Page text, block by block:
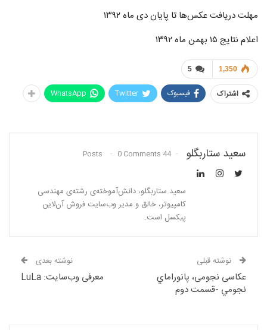
مهلت دریافت عکس‌ها تا پایان دی ماه ۱۳۹۲
اعلام نتایج ۱۵ بهمن ماه ۱۳۹۲
5 1,350
اشتراک فیسبوک Twitter
WhatsApp
سعید ستاربگلو 44 Posts
0 Comments
سعید ستاربگلو، دانش‌آموخته‌ی رشته‌ی مهندسی
کامپیوتر، خالق و مدیر وب‌سایت فروش آن‌لاین
پیکسل است.
نوشته قبلی
عکاسی نجومی، پانوراماي
نجومي -قسمت دوم
نوشته بعدی
معرفی وب‌سایت: LuLa